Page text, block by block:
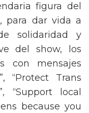
figura del
para dar vida a
solidaridad y
del show, los
con mensajes
“Protect Trans
“Support local
because you